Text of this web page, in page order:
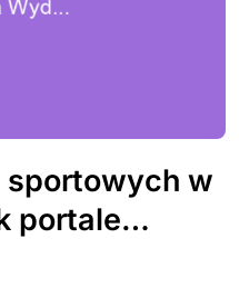
sportowych w
portale
sposób